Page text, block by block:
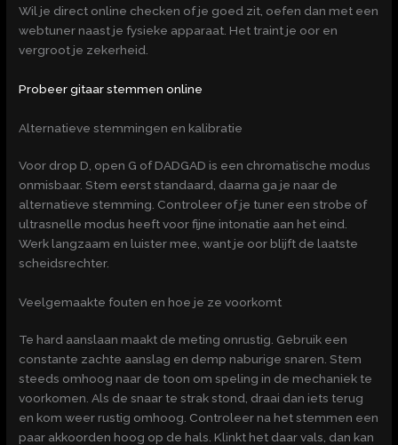
Wil je direct online checken of je goed zit, oefen dan met een
webtuner naast je fysieke apparaat. Het traint je oor en
vergroot je zekerheid.
Probeer gitaar stemmen online
Alternatieve stemmingen en kalibratie
Voor drop D, open G of DADGAD is een chromatische modus
onmisbaar. Stem eerst standaard, daarna ga je naar de
alternatieve stemming. Controleer of je tuner een strobe of
ultrasnelle modus heeft voor fijne intonatie aan het eind.
Werk langzaam en luister mee, want je oor blijft de laatste
scheidsrechter.
Veelgemaakte fouten en hoe je ze voorkomt
Te hard aanslaan maakt de meting onrustig. Gebruik een
constante zachte aanslag en demp naburige snaren. Stem
steeds omhoog naar de toon om speling in de mechaniek te
voorkomen. Als de snaar te strak stond, draai dan iets terug
en kom weer rustig omhoog. Controleer na het stemmen een
paar akkoorden hoog op de hals. Klinkt het daar vals, dan kan